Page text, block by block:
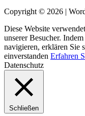
Copyright © 2026 |
Diese Website
unserer Besucher.
navigieren, erklären Sie
einverstanden Erfahren
Datenschutz
Schließen